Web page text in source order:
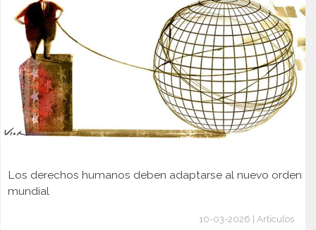
Los derechos humanos deben adaptarse al nuevo orden
mundial
10-03-2026 | Artículos